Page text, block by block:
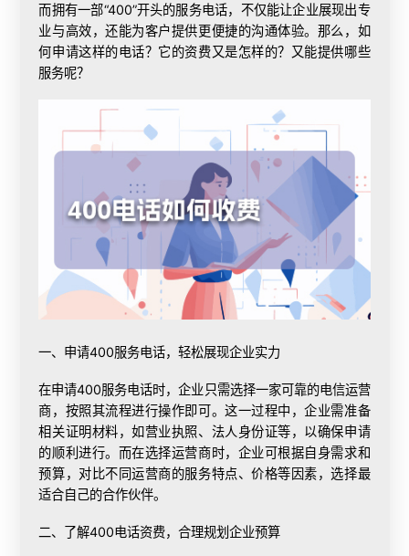
而拥有一部“400”开头的服务电话，不仅能让企业展现出专
业与高效，还能为客户提供更便捷的沟通体验。那么，如
何申请这样的电话？它的资费又是怎样的？又能提供哪些
服务呢？
一、申请400服务电话，轻松展现企业实力
在申请400服务电话时，企业只需选择一家可靠的电信运营
商，按照其流程进行操作即可。这一过程中，企业需准备
相关证明材料，如营业执照、法人身份证等，以确保申请
的顺利进行。而在选择运营商时，企业可根据自身需求和
预算，对比不同运营商的服务特点、价格等因素，选择最
适合自己的合作伙伴。
二、了解400电话资费，合理规划企业预算